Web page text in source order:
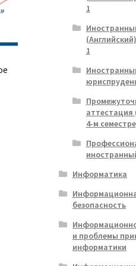
1
1
аттестация
4-м
Информатика
безопасность
и проблемы
информатики